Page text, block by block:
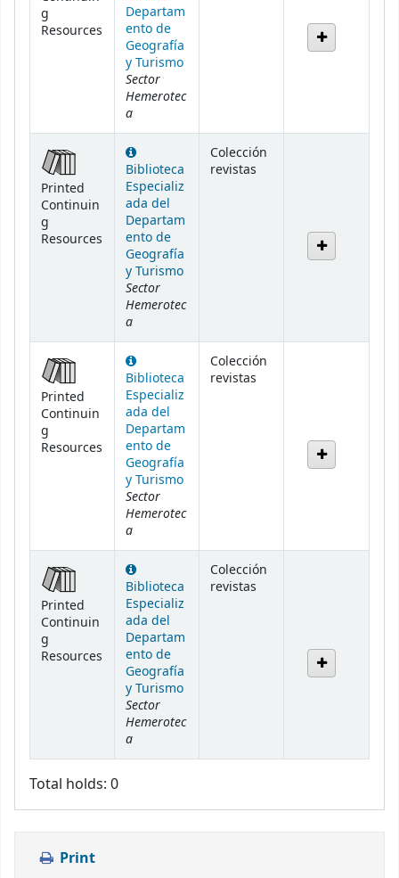
g
Resources
Departam
ento de
Geografía
y Turismo
Sector
Hemerotec
a
Printed
Continuin
g
Resources
Biblioteca
Especializ
ada del
Departam
ento de
Geografía
y Turismo
Sector
Hemerotec
a
Colección
revistas
Printed
Continuin
g
Resources
Biblioteca
Especializ
ada del
Departam
ento de
Geografía
y Turismo
Sector
Hemerotec
a
Colección
revistas
Printed
Continuin
g
Resources
Biblioteca
Especializ
ada del
Departam
ento de
Geografía
y Turismo
Sector
Hemerotec
a
Colección
revistas
Total holds: 0
Print